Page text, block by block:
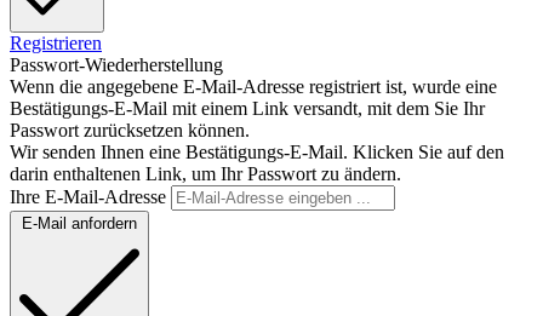
Registrieren
Passwort-Wiederherstellung
Wenn die angegebene E-Mail-Adresse registriert ist, wurde eine
Bestätigungs-E-Mail mit einem Link versandt, mit dem Sie Ihr
Passwort zurücksetzen können.
Wir senden Ihnen eine Bestätigungs-E-Mail. Klicken Sie auf den
darin enthaltenen Link, um Ihr Passwort zu ändern.
Ihre E-Mail-Adresse
E-Mail anfordern